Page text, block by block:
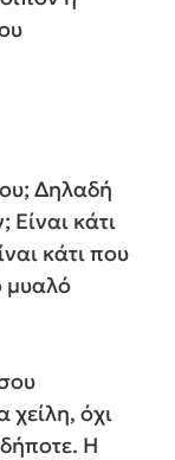
Δηλαδή
Είναι κάτι
κάτι που
μυαλό
χείλη, όχι
Η